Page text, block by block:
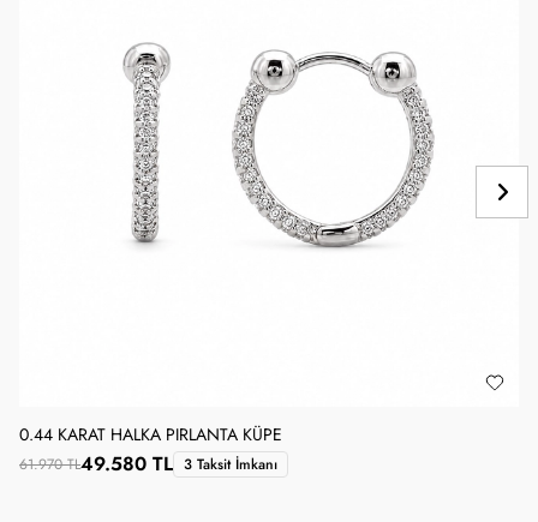
0.44 KARAT HALKA PIRLANTA KÜPE
61.970 TL49.580 TL 3 Taksit İmkanı